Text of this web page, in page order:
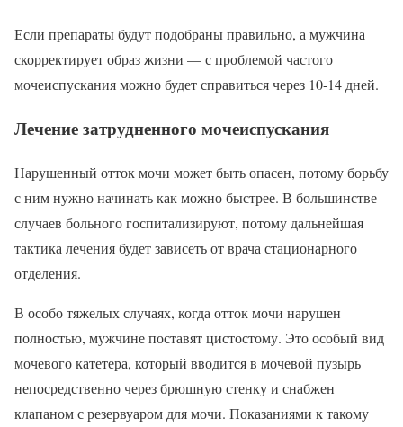
Если препараты будут подобраны правильно, а мужчина
скорректирует образ жизни — с проблемой частого
мочеиспускания можно будет справиться через 10-14 дней.
Лечение затрудненного мочеиспускания
Нарушенный отток мочи может быть опасен, потому борьбу
с ним нужно начинать как можно быстрее. В большинстве
случаев больного госпитализируют, потому дальнейшая
тактика лечения будет зависеть от врача стационарного
отделения.
В особо тяжелых случаях, когда отток мочи нарушен
полностью, мужчине поставят цистостому. Это особый вид
мочевого катетера, который вводится в мочевой пузырь
непосредственно через брюшную стенку и снабжен
клапаном с резервуаром для мочи. Показаниями к такому